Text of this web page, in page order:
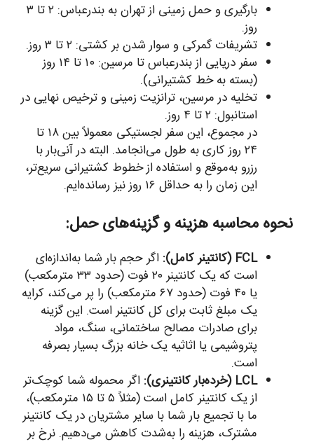
بارگیری و حمل زمینی از تهران به بندرعباس: ۲ تا ۳
روز.
تشریفات گمرکی و سوار شدن بر کشتی: ۲ تا ۳ روز.
سفر دریایی از بندرعباس تا مرسین: ۱۰ تا ۱۴ روز
(بسته به خط کشتیرانی).
تخلیه در مرسین، ترانزیت زمینی و ترخیص نهایی در
استانبول: ۲ تا ۴ روز.
در مجموع، این سفر لجستیکی معمولاً بین ۱۸ تا
۲۴ روز کاری به طول می‌انجامد. البته در آنی‌بار با
رزرو به‌موقع و استفاده از خطوط کشتیرانی سریع‌تر،
این زمان را به حداقل ۱۶ روز نیز رسانده‌ایم.
نحوه محاسبه هزینه و گزینه‌های حمل:
FCL (کانتینر کامل):
اگر حجم بار شما به‌اندازه‌ای
است که یک کانتینر ۲۰ فوت (حدود ۳۳ مترمکعب)
یا ۴۰ فوت (حدود ۶۷ مترمکعب) را پر می‌کند، کرایه
یک مبلغ ثابت برای کل کانتینر است. این گزینه
برای صادرات مصالح ساختمانی، سنگ، مواد
پتروشیمی یا اثاثیه یک خانه بزرگ بسیار بصرفه
است.
LCL (خرده‌بار کانتینری):
اگر محموله شما کوچک‌تر
از یک کانتینر کامل است (مثلاً ۵ تا ۱۵ مترمکعب)،
ما با تجمیع بار شما با سایر مشتریان در یک کانتینر
مشترک، هزینه را به‌شدت کاهش می‌دهیم. نرخ بر